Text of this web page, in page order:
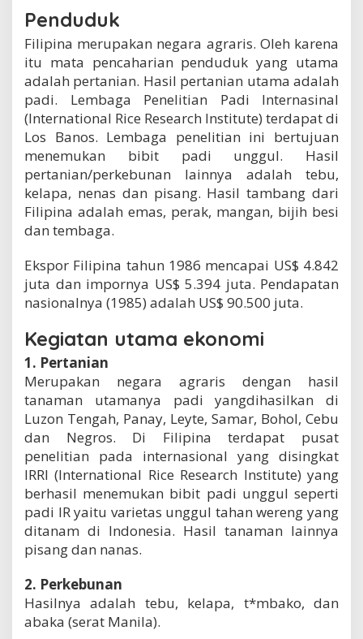
Penduduk
Filipina merupakan negara agraris. Oleh karena
itu mata pencaharian penduduk yang utama
adalah pertanian. Hasil pertanian utama adalah
padi. Lembaga Penelitian Padi Internasinal
(International Rice Research Institute) terdapat di
Los Banos. Lembaga penelitian ini bertujuan
menemukan bibit padi unggul. Hasil
pertanian/perkebunan lainnya adalah tebu,
kelapa, nenas dan pisang. Hasil tambang dari
Filipina adalah emas, perak, mangan, bijih besi
dan tembaga.
Ekspor Filipina tahun 1986 mencapai US$ 4.842
juta dan impornya US$ 5.394 juta. Pendapatan
nasionalnya (1985) adalah US$ 90.500 juta.
Kegiatan utama ekonomi
1. Pertanian
Merupakan negara agraris dengan hasil
tanaman utamanya padi yangdihasilkan di
Luzon Tengah, Panay, Leyte, Samar, Bohol, Cebu
dan Negros. Di Filipina terdapat pusat
penelitian pada internasional yang disingkat
IRRI (International Rice Research Institute) yang
berhasil menemukan bibit padi unggul seperti
padi IR yaitu varietas unggul tahan wereng yang
ditanam di Indonesia. Hasil tanaman lainnya
pisang dan nanas.
2. Perkebunan
Hasilnya adalah tebu, kelapa, t*mbako, dan
abaka (serat Manila).